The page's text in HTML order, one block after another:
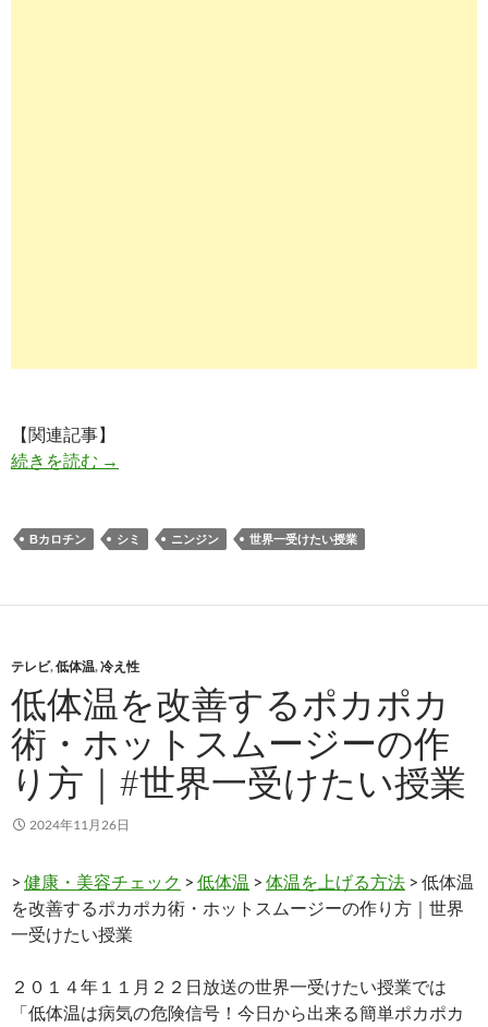
【関連記事】
続きを読む ニンジンジュースで「隠れジミ」が消える！？
→
Βカロチン シミ ニンジン 世界一受けたい授業
テレビ,低体温,冷え性
低体温を改善するポカポカ
術・ホットスムージーの作
り方｜#世界一受けたい授業
2024年11月26日
> 健康・美容チェック > 低体温 > 体温を上げる方法 > 低体温
を改善するポカポカ術・ホットスムージーの作り方｜世界
一受けたい授業
２０１４年１１月２２日放送の世界一受けたい授業では
「低体温は病気の危険信号！今日から出来る簡単ポカポカ